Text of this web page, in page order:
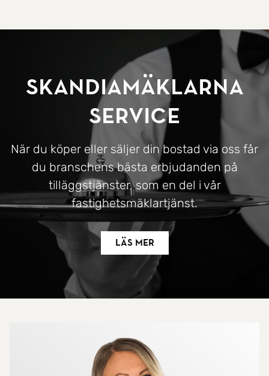
SkandiaMäklarna
Service
När du köper eller säljer din bostad via oss får
du branschens bästa erbjudanden på
tilläggstjänster, som en del i vår
fastighetsmäklartjänst.
Läs mer